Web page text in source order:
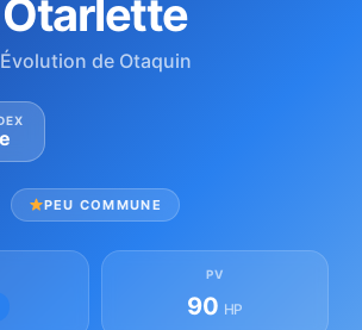
Otarlette
Évolution de Otaquin
PEU COMMUNE
PV
90 HP